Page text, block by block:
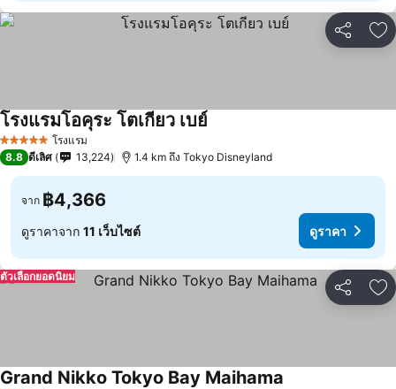
แชร์ เ
5 ดาว โรงแรม
โรงแรมโอคุระ โตเกียว เบย์
8.8 ดีเลิศ 13,224 1.4 km ถึง Tokyo Disneyland
จาก ฿4,366
ดูราคาจาก 11 เว็บไซต์ ดูราคา
แชร์ เ
ตัวเลือกยอดนิยม
Grand Nikko Tokyo Bay Maihama